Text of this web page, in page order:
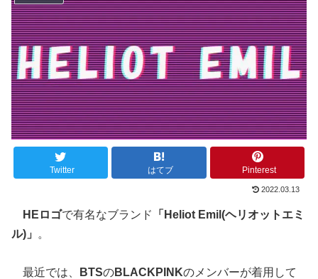
Twitter はてブ Pinterest
2022.03.13
HEロゴで有名なブランド
「Heliot Emil(ヘリオットエミ
ル)」
。
最近では、 BTSのBLACKPINKのメンバーが着用して